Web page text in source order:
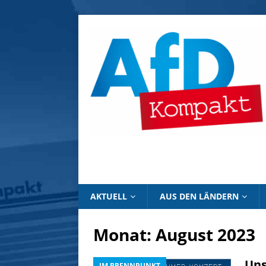
AKTUELL AUS DEN LÄNDERN
Monat: August 2023